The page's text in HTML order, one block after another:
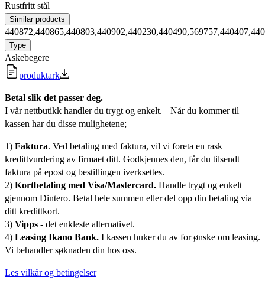
Rustfritt stål
Similar products
Type
Askebegere
produktark
Betal slik det passer deg.
I vår nettbutikk handler du trygt og enkelt. Når du kommer til
kassen har du disse mulighetene;
1) Faktura. Ved betaling med faktura, vil vi foreta en rask
kredittvurdering av firmaet ditt. Godkjennes den, får du tilsendt
faktura på epost og bestillingen iverksettes.
2) Kortbetaling med Visa/Mastercard. Handle trygt og enkelt
gjennom Dintero. Betal hele summen eller del opp din betaling via
ditt kredittkort.
3) Vipps - det enkleste alternativet.
4) Leasing Ikano Bank. I kassen huker du av for ønske om leasing.
Vi behandler søknaden din hos oss.
Les vilkår og betingelser